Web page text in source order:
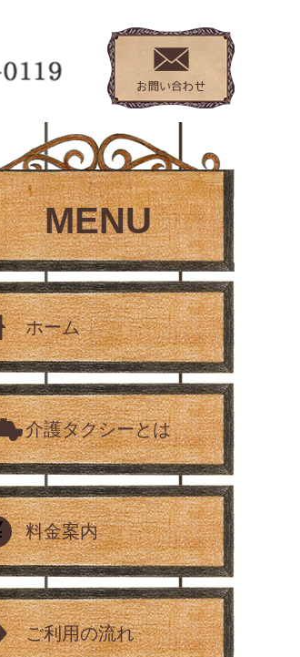
MENU
ホーム
介護タクシーとは
料金案内
ご利用の流れ